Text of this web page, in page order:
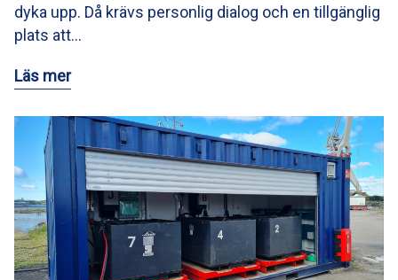
dyka upp. Då krävs personlig dialog och en tillgänglig
plats att…
Läs mer